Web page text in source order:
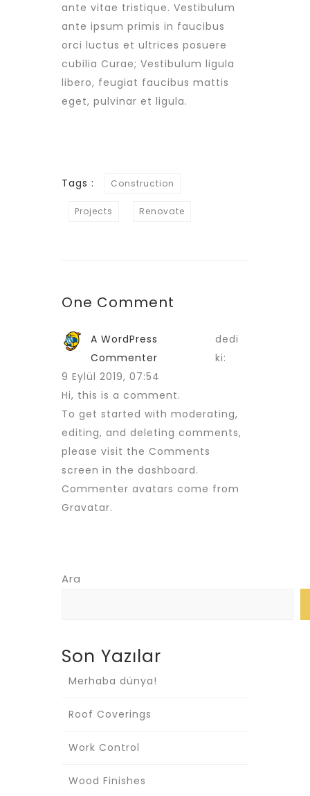
ante vitae tristique. Vestibulum
ante ipsum primis in faucibus
orci luctus et ultrices posuere
cubilia Curae; Vestibulum ligula
libero, feugiat faucibus mattis
eget, pulvinar et ligula.
Tags : Construction
Projects Renovate
One Comment
A WordPress
Commenter
dedi
ki:
9 Eylül 2019, 07:54
Hi, this is a comment.
To get started with moderating,
editing, and deleting comments,
please visit the Comments
screen in the dashboard.
Commenter avatars come from
Gravatar.
Ara
Son Yazılar
Merhaba dünya!
Roof Coverings
Work Control
Wood Finishes